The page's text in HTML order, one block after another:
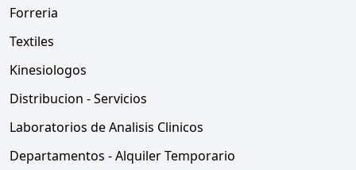
Forreria
Textiles
Kinesiologos
Distribucion - Servicios
Laboratorios de Analisis Clinicos
Departamentos - Alquiler Temporario